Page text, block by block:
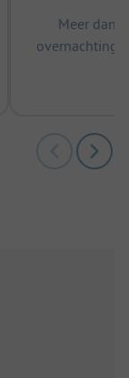
Meer dan